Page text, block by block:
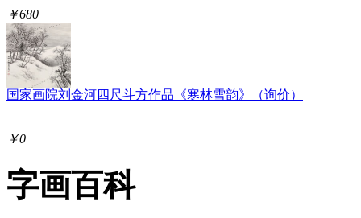
￥680
国家画院刘金河四尺斗方作品《寒林雪韵》（询价）
￥0
字画百科